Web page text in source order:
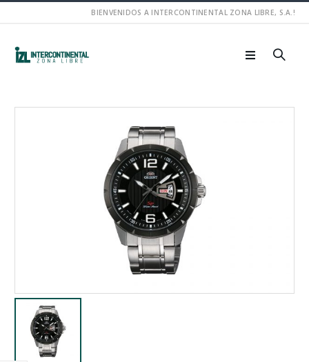
BIENVENIDOS A INTERCONTINENTAL ZONA LIBRE, S.A.!